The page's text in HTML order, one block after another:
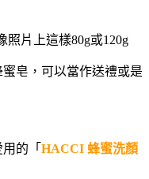
照片上這樣80g或120g
皂，可以當作送禮或是
的「 HACCI 蜂蜜洗顏